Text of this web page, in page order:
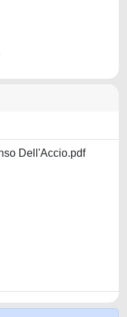
Dell'Accio.pdf